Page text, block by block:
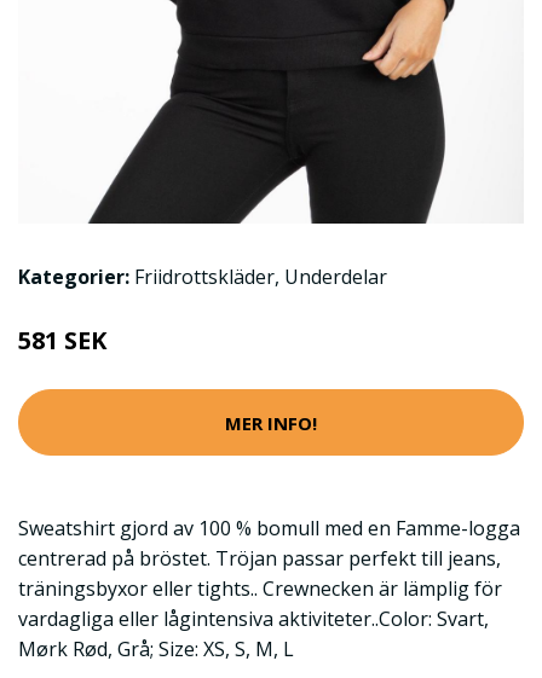
Kategorier: Friidrottskläder, Underdelar
581 SEK
MER INFO!
Sweatshirt gjord av 100 % bomull med en Famme-logga
centrerad på bröstet. Tröjan passar perfekt till jeans,
träningsbyxor eller tights.. Crewnecken är lämplig för
vardagliga eller lågintensiva aktiviteter..Color: Svart,
Mørk Rød, Grå; Size: XS, S, M, L